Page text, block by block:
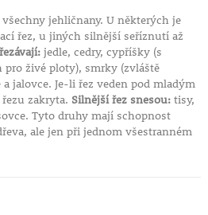
jehličnany. U některých je
řez, u jiných silnější seříznutí až
jedle, cedry, cypříšky (s
živé ploty), smrky (zvláště
jalovce. Je-li řez veden pod mladým
zakryta. Silnější řez snesou:tisy,
Tyto druhy mají schopnost
ale jen při jednom všestranném